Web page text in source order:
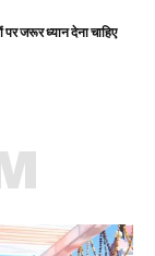
जरूर ध्यान देना चाहिए